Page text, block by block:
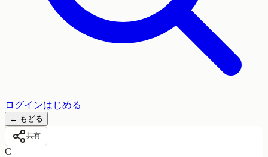
ログインはじめる
← もどる
共有
C